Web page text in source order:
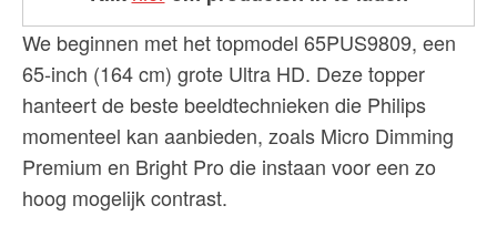
We beginnen met het topmodel 65PUS9809, een
65-inch (164 cm) grote Ultra HD. Deze topper
hanteert de beste beeldtechnieken die Philips
momenteel kan aanbieden, zoals Micro Dimming
Premium en Bright Pro die instaan voor een zo
hoog mogelijk contrast.